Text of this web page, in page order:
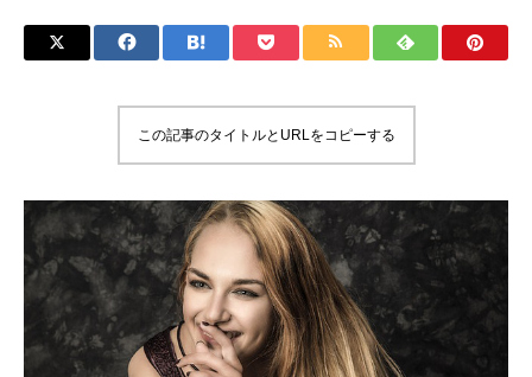
この記事のタイトルとURLをコピーする